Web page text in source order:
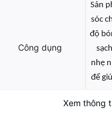
Công dụng
Sản
sóc
độ
nhẹ
để
Xem thông